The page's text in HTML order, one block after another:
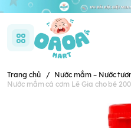
Trang chủ / Nước mắm – Nước
Nước mắm cá cơm Lê Gia cho bé